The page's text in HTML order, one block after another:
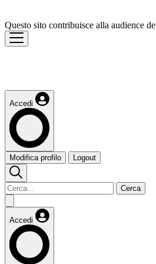
Questo sito contribuisce alla audience de
Accedi
Modifica profilo Logout
Cerca
Accedi